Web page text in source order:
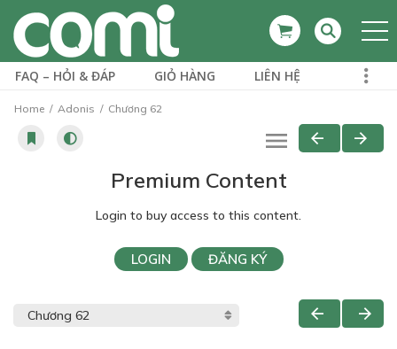
FAQ – HỎI & ĐÁP GIỎ HÀNG LIÊN HỆ
Home Adonis Chương 62
Premium Content
Login to buy access to this content.
LOGIN ĐĂNG KÝ